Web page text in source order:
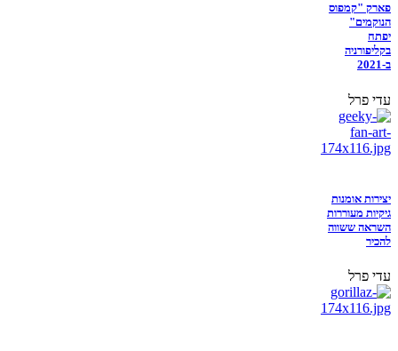
פארק "קמפוס
הנוקמים"
יפתח
בקליפורניה
ב-2021
עדי פרל
יצירות אומנות
גיקיות מעוררות
השראה ששווה
להכיר
עדי פרל